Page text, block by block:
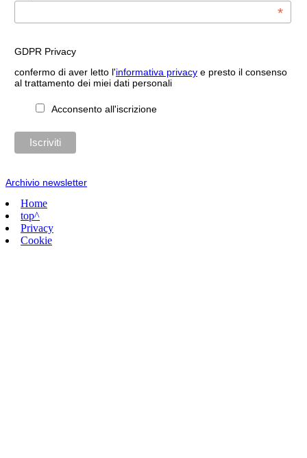
*
GDPR Privacy
confermo di aver letto l'informativa privacye presto il consenso
al trattamento dei miei dati personali
Acconsento all'iscrizione
Archivio newsletter
Home
top^
Privacy
Cookie